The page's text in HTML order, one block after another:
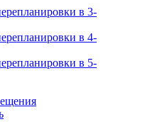
в 3-
в 4-
в 5-